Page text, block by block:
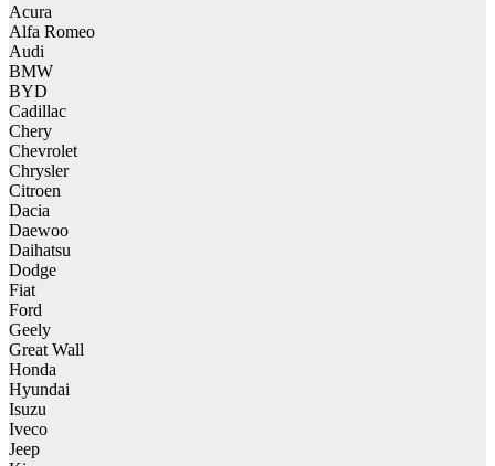
Acura
Alfa Romeo
Audi
BMW
BYD
Cadillac
Chery
Chevrolet
Chrysler
Citroen
Dacia
Daewoo
Daihatsu
Dodge
Fiat
Ford
Geely
Great Wall
Honda
Hyundai
Isuzu
Iveco
Jeep